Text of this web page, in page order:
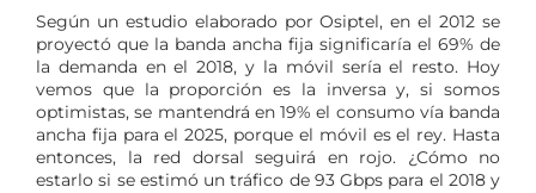
Según un estudio elaborado por Osiptel, en el 2012 se
proyectó que la banda ancha fija significaría el 69% de
la demanda en el 2018, y la móvil sería el resto. Hoy
vemos que la proporción es la inversa y, si somos
optimistas, se mantendrá en 19% el consumo vía banda
ancha fija para el 2025, porque el móvil es el rey. Hasta
entonces, la red dorsal seguirá en rojo. ¿Cómo no
estarlo si se estimó un tráfico de 93 Gbps para el 2018 y